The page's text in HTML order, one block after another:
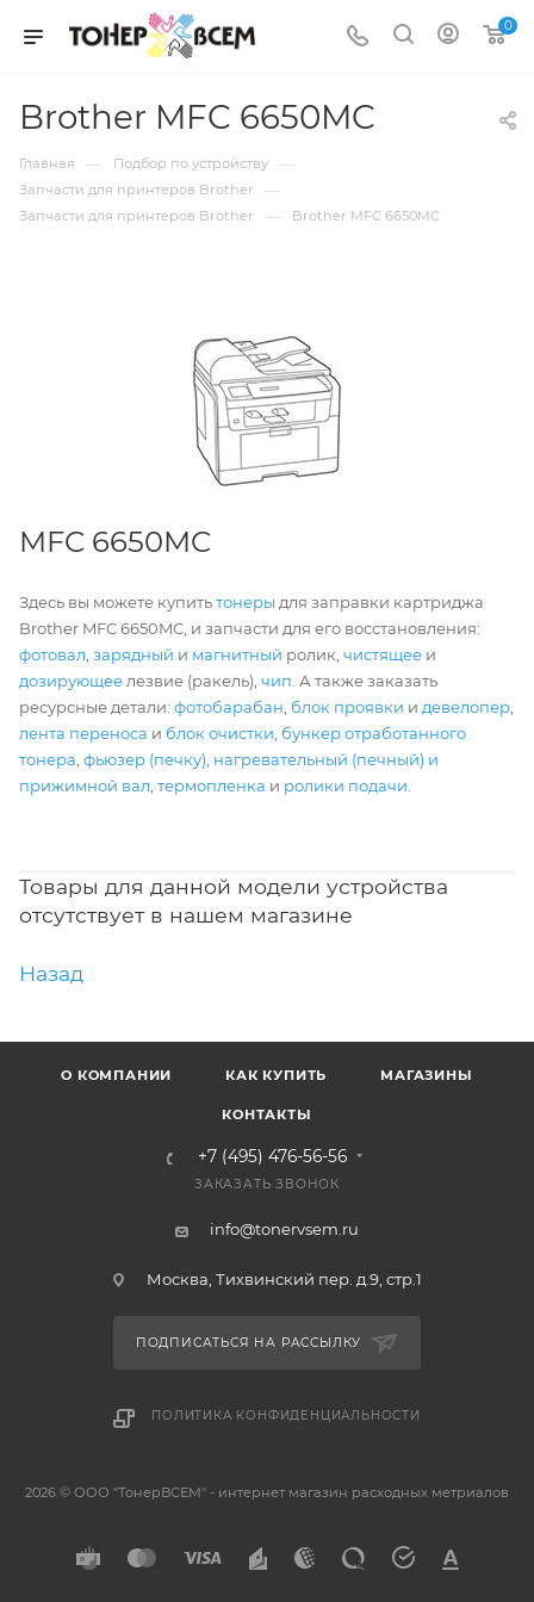
0
Brother MFC 6650MC
Главная — Подбор по устройству —
Запчасти для принтеров Brother —
Запчасти для принтеров Brother — Brother MFC 6650MC
MFC 6650MC
Здесь вы можете купитьтонеры для заправки картриджа
Brother MFC 6650MC, и запчасти для его восстановления:
фотовал зарядный и магнитный ролик, чистящее и
дозирующее лезвие (ракель), чип . А также заказать
ресурсные детали: фотобарабан блок проявки и девелопер
лента переноса и блок очистки бункер отработанного
тонера фьюзер (печку) нагревательный (печный) и
прижимной вал термопленка и ролики подачи
Товары для данной модели устройства
отсутствует в нашем магазине
Назад
О КОМПАНИИ КАК КУПИТЬ МАГАЗИНЫ
КОНТАКТЫ
+7 (495) 476-56-56
ЗАКАЗАТЬ ЗВОНОК
info@tonervsem.ru
Москва, Тихвинский пер. д.9, стр.1
ПОДПИСАТЬСЯ НА РАССЫЛКУ
ПОЛИТИКА КОНФИДЕНЦИАЛЬНОСТИ
2026 © ООО "ТонерВСЕМ" - интернет магазин расходных метриалов